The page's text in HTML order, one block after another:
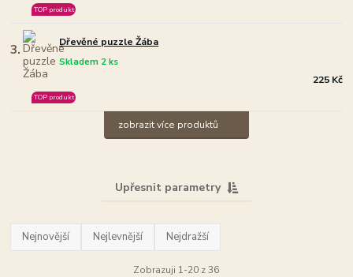
TOP produkt
3. Dřevěné puzzle Žába
Skladem 2 ks
TOP produkt
225 Kč
zobrazit více produktů
Upřesnit parametry
Nejnovější Nejlevnější Nejdražší
Zobrazuji 1-20 z 36